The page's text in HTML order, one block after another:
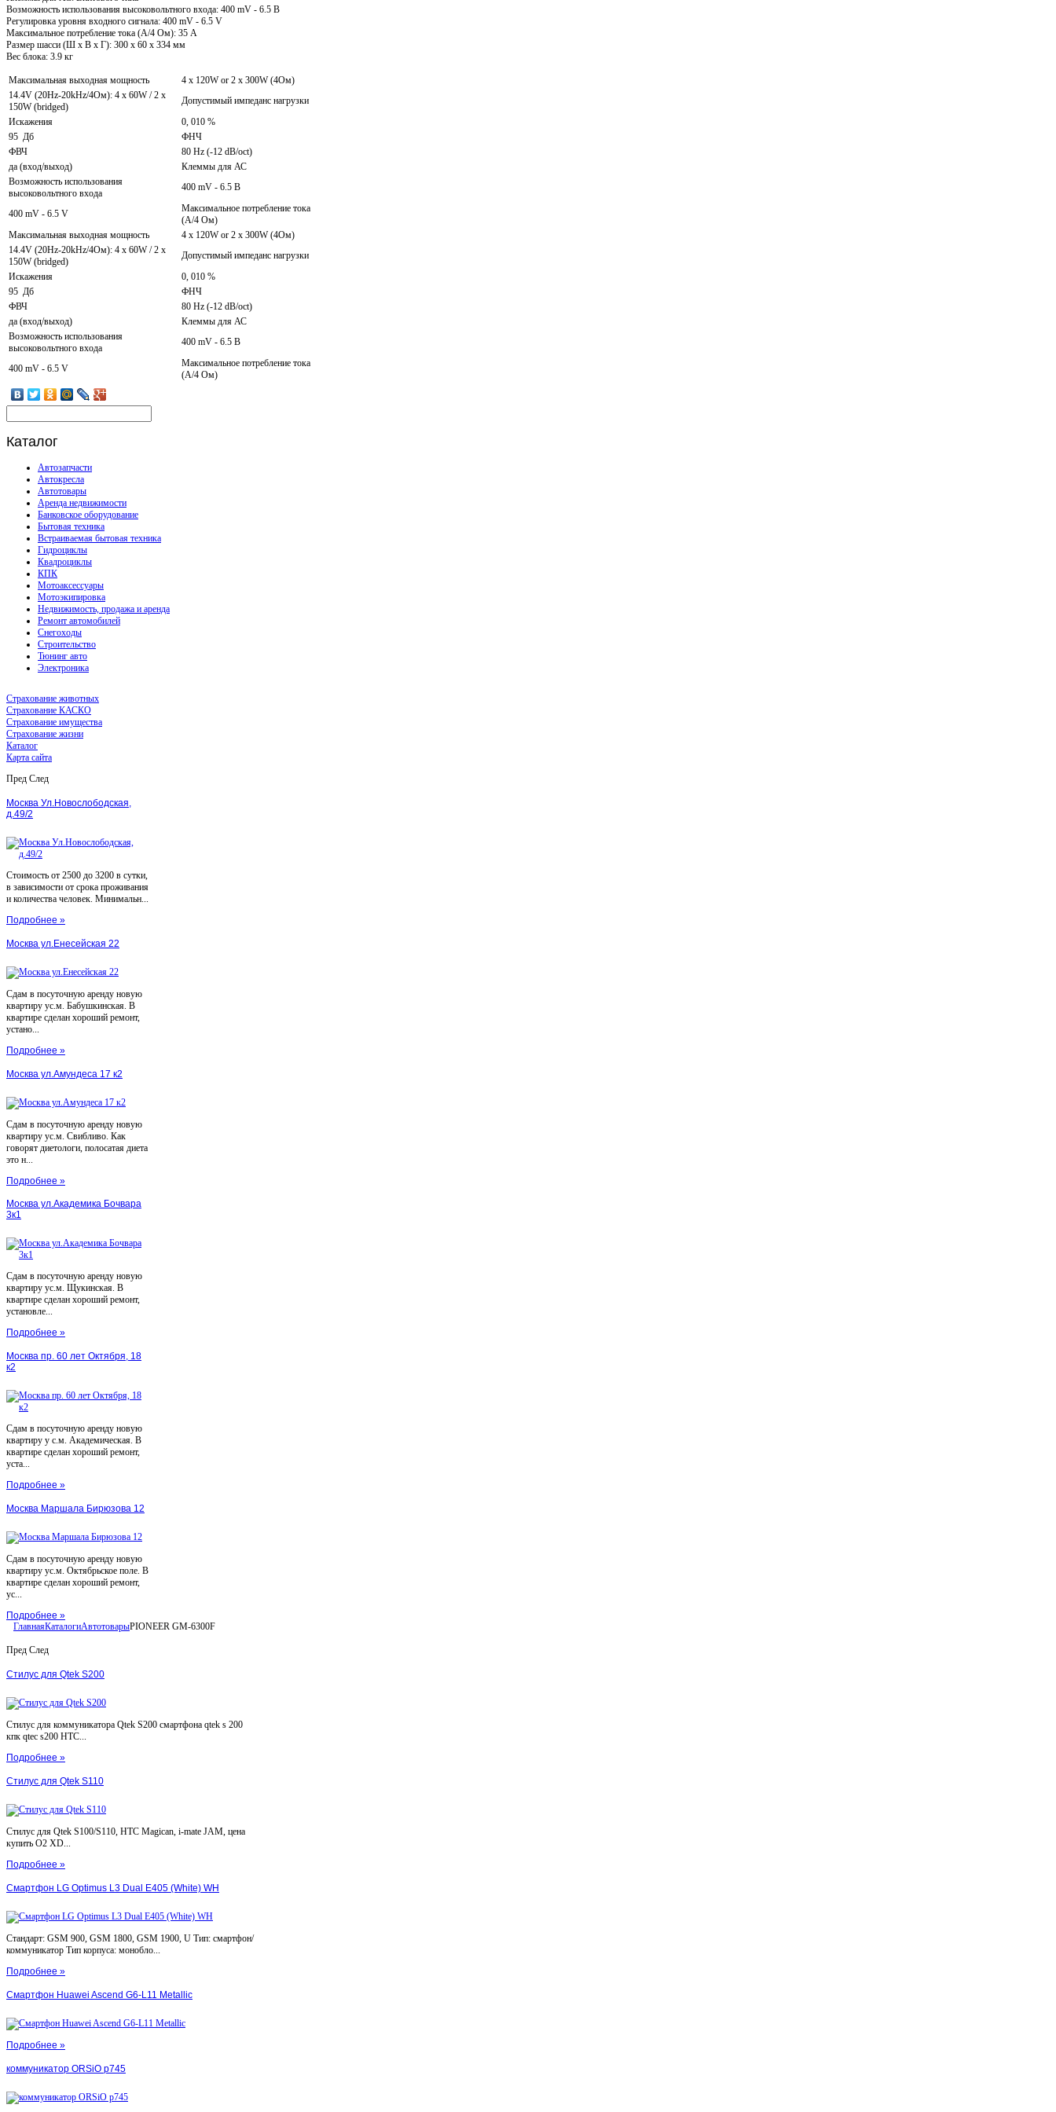
Возможность использования высоковольтного входа: 400 mV - 6.5 В
Регулировка уровня входного сигнала: 400 mV - 6.5 V
Максимальное потребление тока (A/4 Ом): 35 A
Размер шасси (Ш x В x Г): 300 x 60 x 334 мм
Вес блока: 3.9 кг
Максимальная выходная мощность
4 x 120W or 2 x 300W (4Ом)
14.4V (20Hz-20kHz/4Ом): 4 x 60W / 2 x
150W (bridged)
Допустимый импеданс нагрузки
Искажения
0, 010 %
95 Дб
ФНЧ
ФВЧ
80 Hz (-12 dB/oct)
да (вход/выход)
Клеммы для АС
Возможность использования
высоковольтного входа
400 mV - 6.5 В
400 mV - 6.5 V
Максимальное потребление тока
(A/4 Ом)
Максимальная выходная мощность
4 x 120W or 2 x 300W (4Ом)
14.4V (20Hz-20kHz/4Ом): 4 x 60W / 2 x
150W (bridged)
Допустимый импеданс нагрузки
Искажения
0, 010 %
95 Дб
ФНЧ
ФВЧ
80 Hz (-12 dB/oct)
да (вход/выход)
Клеммы для АС
Возможность использования
высоковольтного входа
400 mV - 6.5 В
400 mV - 6.5 V
Максимальное потребление тока
(A/4 Ом)
Каталог
Автозапчасти
Автокресла
Автотовары
Аренда недвижимости
Банковское оборудование
Бытовая техника
Встраиваемая бытовая техника
Гидроциклы
Квадроциклы
КПК
Мотоаксессуары
Мотоэкипировка
Недвижимость, продажа и аренда
Ремонт автомобилей
Снегоходы
Строительство
Тюнинг авто
Электроника
Страхование животных
Страхование КАСКО
Страхование имущества
Страхование жизни
Каталог
Карта сайта
Пред След
Москва Ул.Новослободская,
д.49/2
Стоимость от 2500 до 3200 в сутки,
в зависимости от срока проживания
и количества человек. Минимальн...
Подробнее »
Москва ул.Енесейская 22
Сдам в посуточную аренду новую
квартиру ус.м. Бабушкинская. В
квартире сделан хороший ремонт,
устано...
Подробнее »
Москва ул.Амундеса 17 к2
Сдам в посуточную аренду новую
квартиру ус.м. Свибливо. Как
говорят диетологи, полосатая диета
это н...
Подробнее »
Москва ул.Академика Бочвара
3к1
Сдам в посуточную аренду новую
квартиру ус.м. Щукинская. В
квартире сделан хороший ремонт,
установле...
Подробнее »
Москва пр. 60 лет Октября, 18
к2
Сдам в посуточную аренду новую
квартиру у с.м. Академическая. В
квартире сделан хороший ремонт,
уста...
Подробнее »
Москва Маршала Бирюзова 12
Сдам в посуточную аренду новую
квартиру ус.м. Октябрьское поле. В
квартире сделан хороший ремонт,
ус...
Подробнее »
ГлавнаяКаталогиАвтотоварыPIONEER GM-6300F
Пред След
Стилус для Qtek S200
Стилус для коммуникатора Qtek S200 смартфона qtek s 200
кпк qtec s200 HTC...
Подробнее »
Стилус для Qtek S110
Стилус для Qtek S100/S110, HTC Magican, i-mate JAM, цена
купить O2 XD...
Подробнее »
Смартфон LG Optimus L3 Dual E405 (White) WH
Стандарт: GSM 900, GSM 1800, GSM 1900, U Тип: смартфон/
коммуникатор Тип корпуса: монобло...
Подробнее »
Смартфон Huawei Ascend G6-L11 Metallic
Подробнее »
коммуникатор ORSiO p745